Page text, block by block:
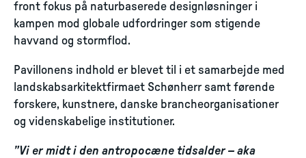
front fokus på naturbaserede designløsninger i
kampen mod globale udfordringer som stigende
havvand og stormflod.
Pavillonens indhold er blevet til i et samarbejde med
landskabsarkitektfirmaet Schønherr samt førende
forskere, kunstnere, danske brancheorganisationer
og videnskabelige institutioner.
”Vi er midt i den antropocæne tidsalder – aka